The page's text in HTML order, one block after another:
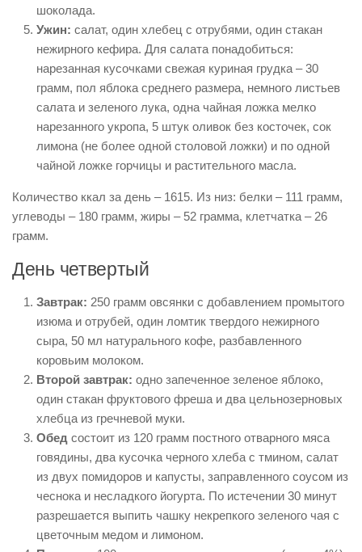
шоколада.
Ужин: салат, один хлебец с отрубями, один стакан
нежирного кефира. Для салата понадобиться:
нарезанная кусочками свежая куриная грудка – 30
грамм, пол яблока среднего размера, немного листьев
салата и зеленого лука, одна чайная ложка мелко
нарезанного укропа, 5 штук оливок без косточек, сок
лимона (не более одной столовой ложки) и по одной
чайной ложке горчицы и растительного масла.
Количество ккал за день – 1615. Из низ: белки – 111 грамм,
углеводы – 180 грамм, жиры – 52 грамма, клетчатка – 26
грамм.
День четвертый
Завтрак: 250 грамм овсянки с добавлением промытого
изюма и отрубей, один ломтик твердого нежирного
сыра, 50 мл натурального кофе, разбавленного
коровьим молоком.
Второй завтрак: одно запеченное зеленое яблоко,
один стакан фруктового фреша и два цельнозерновых
хлебца из гречневой муки.
Обед состоит из 120 грамм постного отварного мяса
говядины, два кусочка черного хлеба с тмином, салат
из двух помидоров и капусты, заправленного соусом из
чеснока и несладкого йогурта. По истечении 30 минут
разрешается выпить чашку некрепкого зеленого чая с
цветочным медом и лимоном.